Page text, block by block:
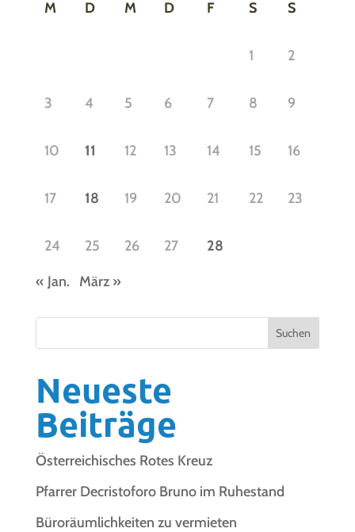
M D M D F S S
1 2
3 4 5 6 7 8 9
10 11 12 13 14 15 16
17 18 19 20 21 22 23
24 25 26 27 28
« Jan. März »
Suchen
Neueste
Beiträge
Österreichisches Rotes Kreuz
Pfarrer Decristoforo Bruno im Ruhestand
Büroräumlichkeiten zu vermieten